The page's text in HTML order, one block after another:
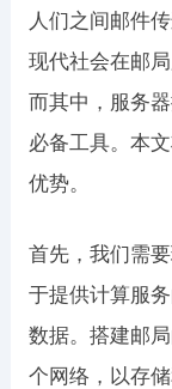
人们之间邮件
现代社会在邮
而其中，服务
必备工具。本
优势。
首先，我们需
于提供计算服
数据。搭建邮
个网络，以存